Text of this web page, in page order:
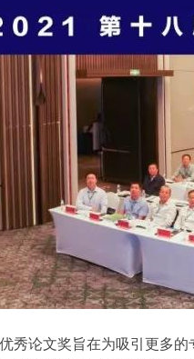
秀论文奖旨在为吸引更多